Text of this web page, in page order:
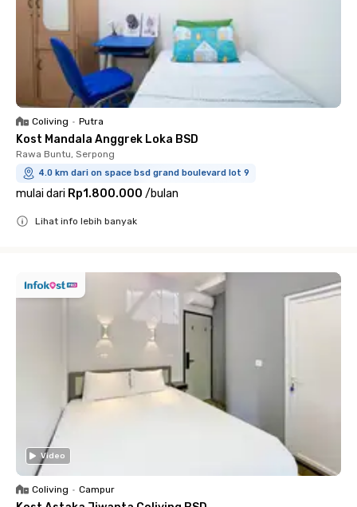
Coliving • Putra
Kost Mandala Anggrek Loka BSD
Rawa Buntu, Serpong
4.0 km dari on space bsd grand boulevard lot 9
mulai dari Rp1.800.000 /bulan
Lihat info lebih banyak
Video
Coliving • Campur